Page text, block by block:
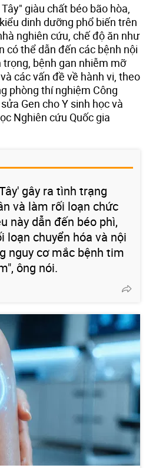
giàu chất béo bão hòa,
dinh dưỡng phổ biến trên
nghiên cứu, chế độ ăn như
có thể dẫn đến các bệnh nội
bệnh gan nhiễm mỡ
các vấn đề về hành vi, theo
phòng thí nghiệm Công
Gen cho Y sinh học và
Nghiên cứu Quốc gia
gây ra tình trạng
và làm rối loạn chức
này dẫn đến béo phì,
loạn chuyển hóa và nội
nguy cơ mắc bệnh tim
ông nói.